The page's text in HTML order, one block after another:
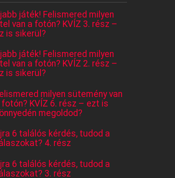
játék! Felismered milyen
van a fotón? KVÍZ 3. rész –
is sikerül?
játék! Felismered milyen
van a fotón? KVÍZ 2. rész –
is sikerül?
milyen sütemény van
fotón? KVÍZ 6. rész – ezt is
megoldod?
6 találós kérdés, tudod a
4. rész
6 találós kérdés, tudod a
3. rész